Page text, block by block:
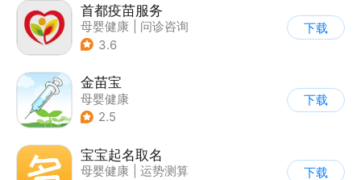
首都疫苗服务
母婴健康
问诊咨询
| 育儿社区
3.6
下载
金苗宝
母婴健康
2.5
下载
宝宝起名取名
母婴健康
运势测算
下载